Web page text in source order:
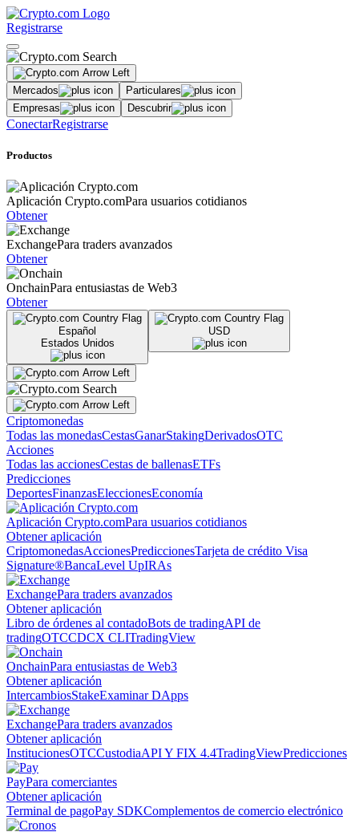
Registrarse
Mercados
Particulares
Empresas
Descubrir
ConectarRegistrarse
Productos
Aplicación Crypto.comPara usuarios cotidianos
Obtener
ExchangePara traders avanzados
Obtener
OnchainPara entusiastas de Web3
Obtener
Español
Estados Unidos
USD
Criptomonedas
Todas las monedasCestasGanarStakingDerivadosOTC
Acciones
Todas las accionesCestas de ballenasETFs
Predicciones
DeportesFinanzasEleccionesEconomía
Aplicación Crypto.comPara usuarios cotidianos
Obtener aplicación
CriptomonedasAccionesPrediccionesTarjeta de crédito Visa
Signature®BancaLevel UpIRAs
ExchangePara traders avanzados
Obtener aplicación
Libro de órdenes al contadoBots de tradingAPI de
tradingOTCCDCX CLITradingView
OnchainPara entusiastas de Web3
Obtener aplicación
IntercambiosStakeExaminar DApps
ExchangePara traders avanzados
Obtener aplicación
InstitucionesOTCCustodiaAPI Y FIX 4.4TradingViewPredicciones
PayPara comerciantes
Obtener aplicación
Terminal de pagoPay SDKComplementos de comercio electrónico